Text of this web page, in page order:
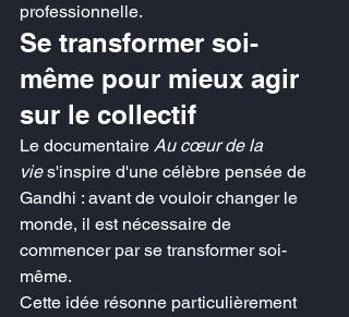
professionnelle.
Se transformer soi-
même pour mieux agir
sur le collectif
Le documentaire Au cœur de la
vie s'inspire d'une célèbre pensée de
Gandhi : avant de vouloir changer le
monde, il est nécessaire de
commencer par se transformer soi-
même.
Cette idée résonne particulièrement